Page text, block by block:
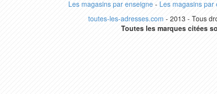
Les magasins par enseigne- Les magasins par
toutes-les-adresses.com - 2013 - Tous
Toutes les marques citées